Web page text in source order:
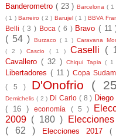
Banderometro ( 23 ) Barcelona ( 1
( 1 )Barreiro ( 2 ) Barujel ( 1 )BBVA
Belli ( 3 ) Boca( 6 ) Bravo( 11
( 54 )
Burzaco ( 1 )Caravana
( 2 ) Cascio ( 1 ) Caselli (
Cavallero ( 32 ) Chiqui Tapia ( 1
Libertadores ( 11 )Copa
( 5 ) D'Onofrio (
Demichelis ( 2 ) Di Carlo ( 8 )
( 16 )economía ( 5 )
2009 ( 180 )
( 62 )
Elecciones 2017 (